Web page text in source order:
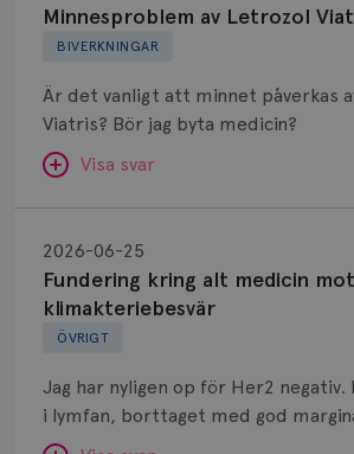
BIVERKNINGAR
Minnesproblem av Letrozol
Är det vanligt att minnet påverkas
Viatris? Bör jag byta medicin?
Visa svar
SVAR:
Hej. Oavsett vilken
(men även cytostatika) man får så
uppleva negativ påverkan på
märke eller annan
vara bra att ha en paus först, för
Letrozol
Viatris?
ÖVRIGT
Fundering kring alt medicin mot
klimakteriebesvär
2026-06-25
Jag har nyligen op för Her2 negativ.
i lymfan, borttaget med god
genomgått en 5 dagars strålning och
kring
medicin